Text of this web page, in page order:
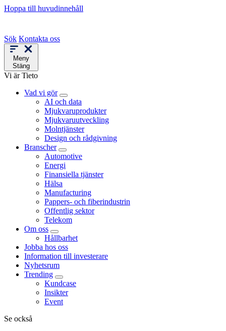
Hoppa till huvudinnehåll
Sök Kontakta oss
Meny
Stäng
Vi är Tieto
Vad vi gör
AI och data
Mjukvaruprodukter
Mjukvaruutveckling
Molntjänster
Design och rådgivning
Branscher
Automotive
Energi
Finansiella tjänster
Hälsa
Manufacturing
Pappers- och fiberindustrin
Offentlig sektor
Telekom
Om oss
Hållbarhet
Jobba hos oss
Information till investerare
Nyhetsrum
Trending
Kundcase
Insikter
Event
Se också